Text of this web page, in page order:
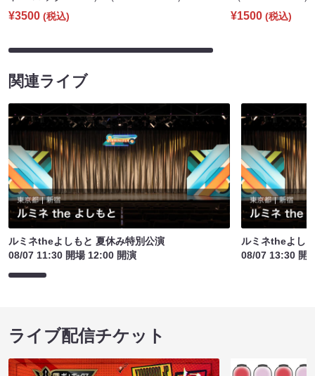
¥3500 (税込)
¥1500 (税込)
関連ライブ
ルミネtheよしもと 夏休み特別公演
08/07 11:30 開場 12:00 開演
ルミネtheよし
08/07 13:30 開
ライブ配信チケット